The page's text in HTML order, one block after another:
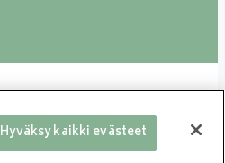
Hyväksy kaikki evästeet